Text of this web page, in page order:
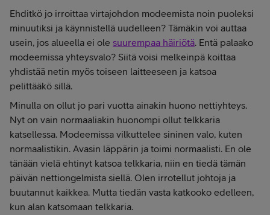
Ehditkö jo irroittaa virtajohdon modeemista noin puoleksi
minuutiksi ja käynnistellä uudelleen? Tämäkin voi auttaa
usein, jos alueella ei ole suurempaa häiriötä. Entä palaako
modeemissa yhteysvalo? Siitä voisi melkeinpä koittaa
yhdistää netin myös toiseen laitteeseen ja katsoa
pelittääkö sillä.
Minulla on ollut jo pari vuotta ainakin huono nettiyhteys.
Nyt on vain normaaliakin huonompi ollut telkkaria
katsellessa. Modeemissa vilkuttelee sininen valo, kuten
normaalistikin. Avasin läppärin ja toimi normaalisti. En ole
tänään vielä ehtinyt katsoa telkkaria, niin en tiedä tämän
päivän nettiongelmista siellä. Olen irrotellut johtoja ja
buutannut kaikkea. Mutta tiedän vasta katkooko edelleen,
kun alan katsomaan telkkaria.